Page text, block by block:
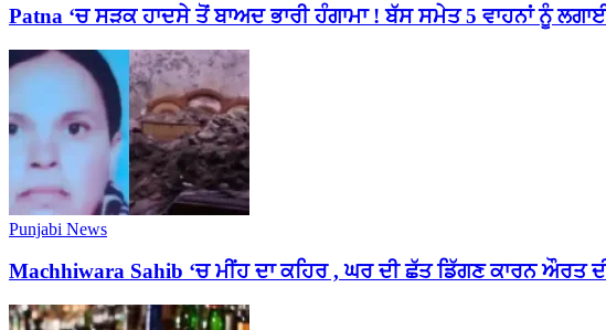
Patna ‘ਚ ਸੜਕ ਹਾਦਸੇ ਤੋਂ ਬਾਅਦ ਭਾਰੀ ਹੰਗਾਮਾ ! ਬੱਸ ਸਮੇਤ 5 ਵਾਹਨਾਂ ਨੂੰ
Punjabi News
Machhiwara Sahib ‘ਚ ਮੀਂਹ ਦਾ ਕਹਿਰ , ਘਰ ਦੀ ਛੱਤ ਡਿੱਗਣ ਕਾਰਨ ਔਰਤ